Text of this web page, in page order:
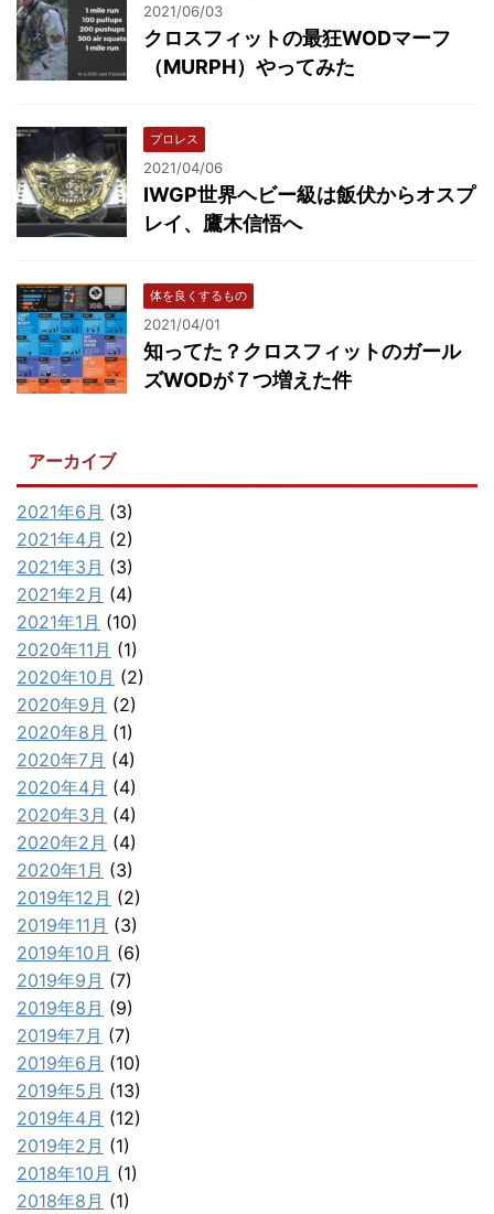
2021/06/03
クロスフィットの最狂WODマーフ
（MURPH）やってみた
プロレス
2021/04/06
IWGP世界ヘビー級は飯伏からオスプ
レイ、鷹木信悟へ
体を良くするもの
2021/04/01
知ってた？クロスフィットのガール
ズWODが７つ増えた件
アーカイブ
2021年6月 (3)
2021年4月 (2)
2021年3月 (3)
2021年2月 (4)
2021年1月 (10)
2020年11月 (1)
2020年10月 (2)
2020年9月 (2)
2020年8月 (1)
2020年7月 (4)
2020年4月 (4)
2020年3月 (4)
2020年2月 (4)
2020年1月 (3)
2019年12月 (2)
2019年11月 (3)
2019年10月 (6)
2019年9月 (7)
2019年8月 (9)
2019年7月 (7)
2019年6月 (10)
2019年5月 (13)
2019年4月 (12)
2019年2月 (1)
2018年10月 (1)
2018年8月 (1)